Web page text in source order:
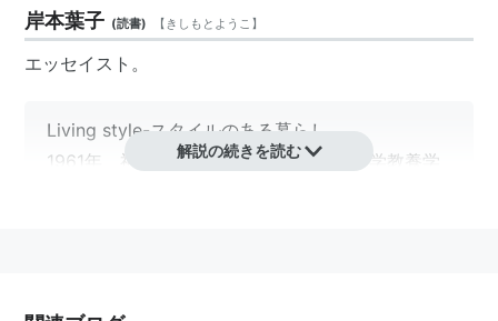
岸本葉子 (読書) 【きしもとようこ 】
エッセイスト。
Living style-スタイルのある暮らし
1961年、神奈川県鎌倉市生まれ。東京大学教養学
生活をテーマにエッセーを発表。以降15年間で単
解説の続きを読む